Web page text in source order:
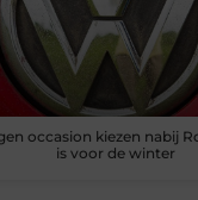
occasion kiezen nabij
is voor de winter